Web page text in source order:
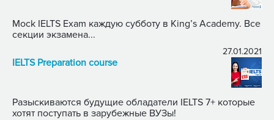
Mock IELTS Exam каждую субботу в King’s Academy. Все
секции экзамена...
27.01.2021
IELTS Preparation course
Разыскиваются будущие обладатели IELTS 7+ которые
хотят поступать в зарубежные ВУЗы!